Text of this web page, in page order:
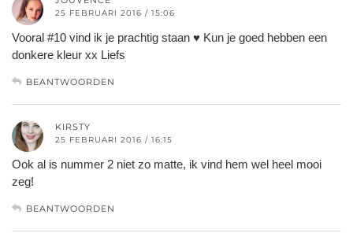
25 FEBRUARI 2016 / 15:06
Vooral #10 vind ik je prachtig staan ♥ Kun je goed hebben een
donkere kleur xx Liefs
BEANTWOORDEN
KIRSTY
25 FEBRUARI 2016 / 16:15
Ook al is nummer 2 niet zo matte, ik vind hem wel heel mooi
zeg!
BEANTWOORDEN